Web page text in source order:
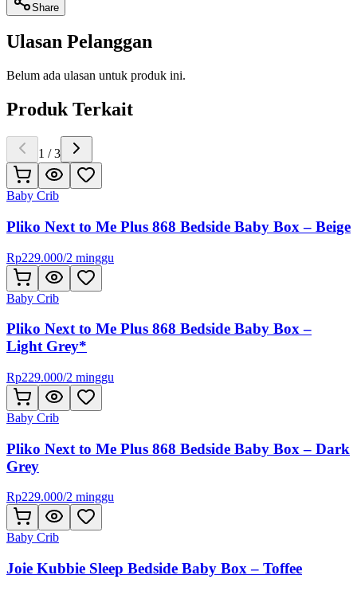
Share
Ulasan Pelanggan
Belum ada ulasan untuk produk ini.
Produk Terkait
1 /3
Baby Crib
Pliko Next to Me Plus 868 Bedside Baby Box – Beige
Rp229.000/2 minggu
Baby Crib
Pliko Next to Me Plus 868 Bedside Baby Box –
Light Grey*
Rp229.000/2 minggu
Baby Crib
Pliko Next to Me Plus 868 Bedside Baby Box – Dark
Grey
Rp229.000/2 minggu
Baby Crib
Joie Kubbie Sleep Bedside Baby Box – Toffee